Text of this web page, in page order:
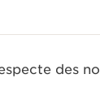
des